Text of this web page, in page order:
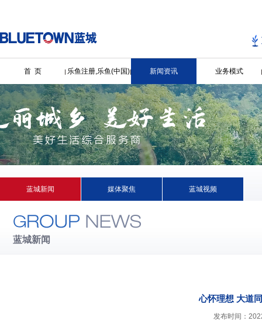
首 页 乐鱼注册,乐鱼(中国) 新闻资讯 业务模式
蓝城新闻 媒体聚焦 蓝城视频
蓝城新闻
心怀理想 大道
发布时间：